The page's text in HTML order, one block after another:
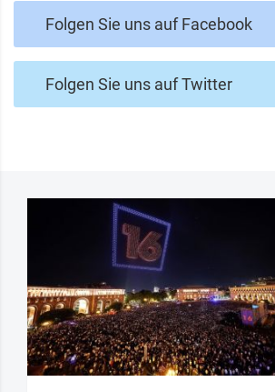
Folgen Sie uns auf Facebook
Folgen Sie uns auf Twitter